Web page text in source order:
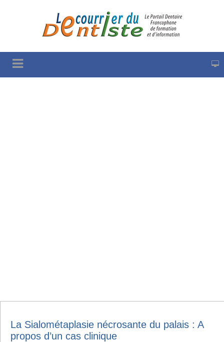
La Sialométaplasie nécrosante du palais : A
propos d’un cas clinique